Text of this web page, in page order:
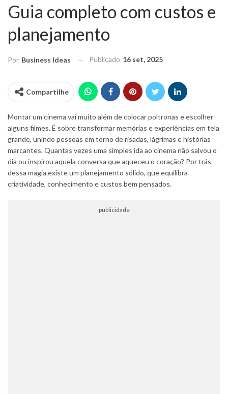
Guia completo com custos e
planejamento
Por Business Ideas Publicado 16 set, 2025
Compartilhe
Montar um cinema vai muito além de colocar poltronas e escolher
alguns filmes. É sobre transformar memórias e experiências em tela
grande, unindo pessoas em torno de risadas, lágrimas e histórias
marcantes. Quantas vezes uma simples ida ao cinema não salvou o
dia ou inspirou aquela conversa que aqueceu o coração? Por trás
dessa magia existe um planejamento sólido, que equilibra
criatividade, conhecimento e custos bem pensados.
publicidade